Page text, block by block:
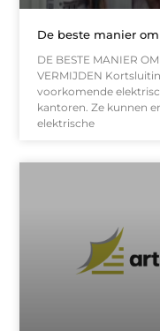
De beste manier
DE BESTE MANIER
VERMIJDEN
voorkomende
kantoren. Ze kunnen
elektrische